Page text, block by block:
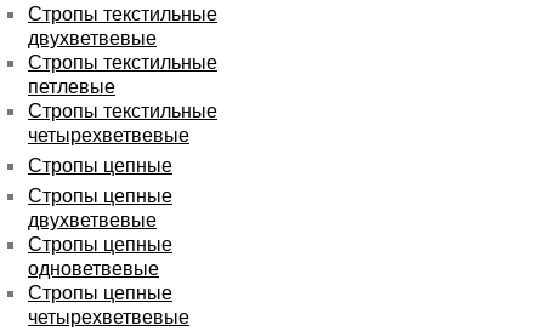
Стропы текстильные
двухветвевые
Стропы текстильные
петлевые
Стропы текстильные
четырехветвевые
Стропы цепные
Стропы цепные
двухветвевые
Стропы цепные
одноветвевые
Стропы цепные
четырехветвевые